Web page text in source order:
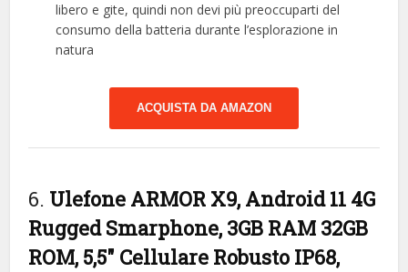
libero e gite, quindi non devi più preoccuparti del
consumo della batteria durante l’esplorazione in
natura
ACQUISTA DA AMAZON
6. Ulefone ARMOR X9, Android 11 4G
Rugged Smarphone, 3GB RAM 32GB
ROM, 5,5″ Cellulare Robusto IP68,